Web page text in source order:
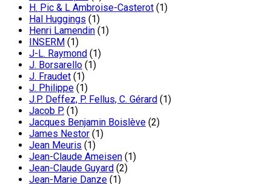
H. Pic & L Ambroise-Casterot (1)
Hal Huggings (1)
Henri Lamendin (1)
INSERM (1)
J-L. Raymond (1)
J. Borsarello (1)
J. Fraudet (1)
J. Philippe (1)
J.P. Deffez, P. Fellus, C. Gérard (1)
Jacob P. (1)
Jacques Benjamin Boislève (2)
James Nestor (1)
Jean Meuris (1)
Jean-Claude Ameisen (1)
Jean-Claude Guyard (2)
Jean-Marie Danze (1)